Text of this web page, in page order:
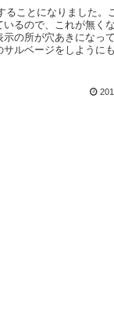
ることになりました。
るので、これが無く
の所が穴あきになっ
ルベージをしように
順番待ち状態。orz10